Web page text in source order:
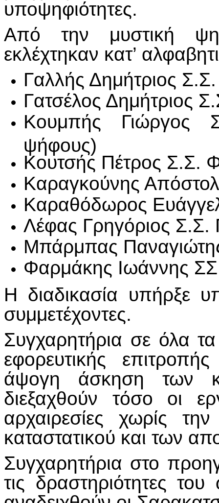
υποψηφιότητες.
Από την μυστική
εκλέχτηκαν κατ’
Γαλλής Δημήτριος Σ.Σ.
Γατσέλος Δημήτριος
Κουμπής Γιώργος
ψήφους)
Κουτσής Πέτρος Σ.Σ.
Καραγκούνης
Καραθόδωρος
Λέφας Γρηγόριος Σ.Σ.
Μπάρμπας
Φαρμάκης Ιωάννης
Η διαδικασία υπήρξε
συμμετέχοντες.
Συγχαρητήρια σε όλα
εφορευτικής
άψογη άσκηση των
διεξαχθούν τόσο οι
αρχαιρεσίες χωρίς
καταστατικού και των
Συγχαρητήρια στο
τις δραστηριότητες